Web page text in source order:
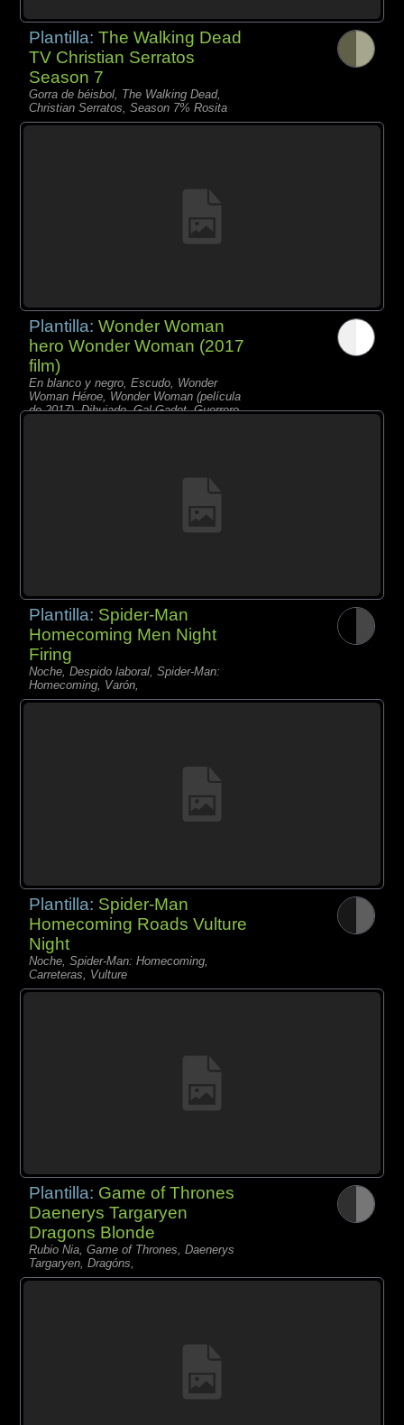
Plantilla:The Walking Dead
TV Christian Serratos
Season 7
Gorra de béisbol, The Walking Dead,
Christian Serratos, Season 7% Rosita
Plantilla:Wonder Woman
hero Wonder Woman (2017
film)
En blanco y negro, Escudo, Wonder
Woman Héroe, Wonder Woman (película
de 2017), Dibujado, Gal Gadot, Guerrero,
Plantilla: Spider-Man
Homecoming Men Night
Firing
Noche, Despido laboral, Spider-Man:
Homecoming, Varón,
Plantilla: Spider-Man
Homecoming Roads Vulture
Night
Noche, Spider-Man: Homecoming,
Carreteras, Vulture
Plantilla: Game of Thrones
Daenerys Targaryen
Dragons Blonde
Rubio Nia, Game of Thrones, Daenerys
Targaryen, Dragóns,